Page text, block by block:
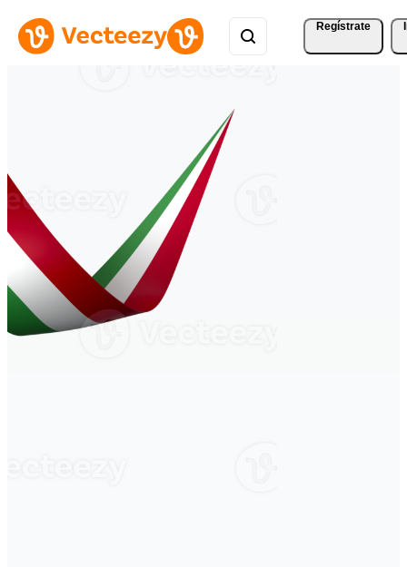
Regístrate